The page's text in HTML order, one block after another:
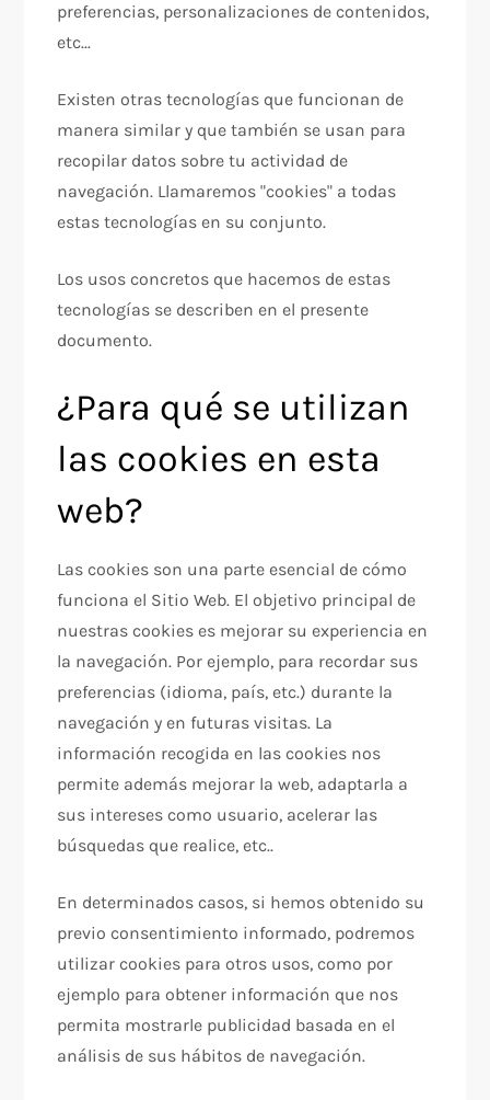
preferencias, personalizaciones de contenidos,
etc...
Existen otras tecnologías que funcionan de
manera similar y que también se usan para
recopilar datos sobre tu actividad de
navegación. Llamaremos "cookies" a todas
estas tecnologías en su conjunto.
Los usos concretos que hacemos de estas
tecnologías se describen en el presente
documento.
¿Para qué se utilizan
las cookies en esta
web?
Las cookies son una parte esencial de cómo
funciona el Sitio Web. El objetivo principal de
nuestras cookies es mejorar su experiencia en
la navegación. Por ejemplo, para recordar sus
preferencias (idioma, país, etc.) durante la
navegación y en futuras visitas. La
información recogida en las cookies nos
permite además mejorar la web, adaptarla a
sus intereses como usuario, acelerar las
búsquedas que realice, etc..
En determinados casos, si hemos obtenido su
previo consentimiento informado, podremos
utilizar cookies para otros usos, como por
ejemplo para obtener información que nos
permita mostrarle publicidad basada en el
análisis de sus hábitos de navegación.